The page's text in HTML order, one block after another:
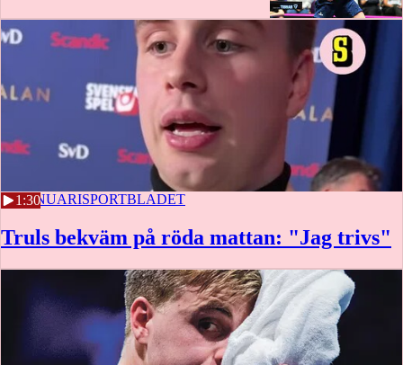
1:30
21 JANUARISPORTBLADET
Truls bekväm på röda mattan: "Jag trivs"